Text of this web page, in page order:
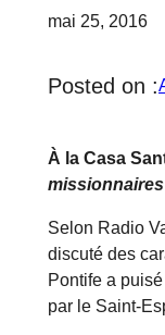
mai 25, 2016
Posted on :
À la Casa
Selon Radio
discuté des
Pontife a
par le Saint-